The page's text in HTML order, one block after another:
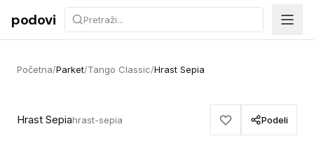
Preskoči na sadržaj
podovi
Početna/Parket/Tango Classic/Hrast Sepia
Hrast Sepiahrast-sepia Podeli